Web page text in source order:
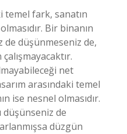
temel fark, sanatın
Bir binanın
düşünmeseniz de,
net
arasındaki temel
ise nesnel olmasıdır.
de
düzgün